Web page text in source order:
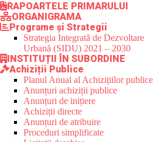
RAPOARTELE PRIMARULUI
ORGANIGRAMA
Programe și Strategii
Strategia Integrată de Dezvoltare
Urbană (SIDU) 2021 – 2030
INSTITUȚII ÎN SUBORDINE
Achiziții Publice
Planul Anual al Achizițiilor publice
Anunțuri achiziții publice
Anunțuri de inițiere
Achiziții directe
Anunțuri de atribuire
Proceduri simplificate